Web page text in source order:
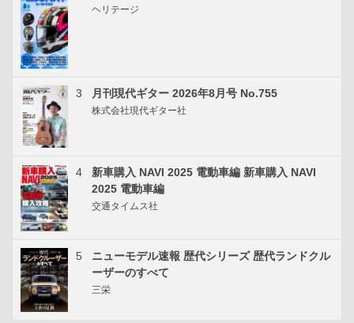
ヘリテージ
3 月刊現代ギター 2026年8月号 No.755
株式会社現代ギター社
4
新車購入 NAVI 2025 電動車編 新車購入 NAVI
2025 電動車編
交通タイムス社
5
ニューモデル速報 歴代シリーズ 歴代ランドクル
ーザーのすべて
三栄